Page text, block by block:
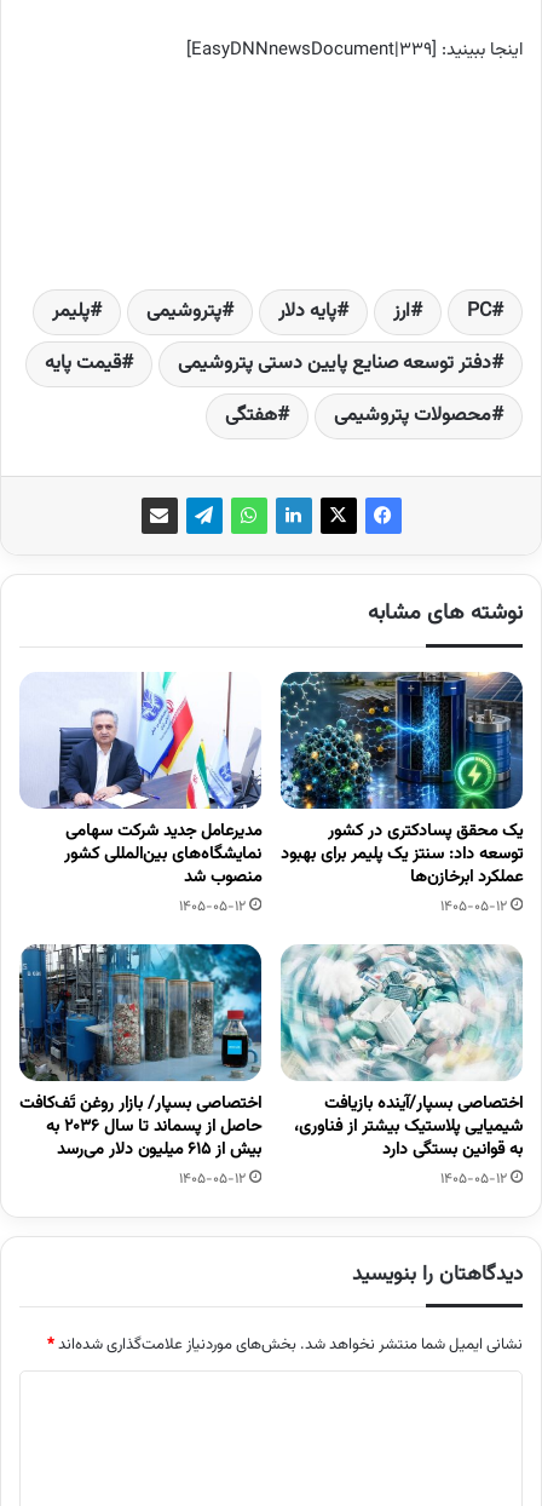
اینجا ببینید: [EasyDNNnewsDocument|339]
PC ارز پایه دلار پتروشیمی
پلیمر
دفتر توسعه صنایع پایین دستی پتروشیمی
قیمت پایه
محصولات پتروشیمی
هفتگی
نوشته های مشابه
یک محقق پسادکتری در کشور
توسعه داد: سنتز یک پلیمر برای بهبود
عملکرد ابرخازن‌ها
1405-05-12
مدیرعامل جدید شرکت سهامی
نمایشگاه‌های بین‌المللی کشور
منصوب شد
1405-05-12
اختصاصی بسپار/آینده بازیافت
شیمیایی پلاستیک بیشتر از فناوری،
به قوانین بستگی دارد
1405-05-12
اختصاصی بسپار/ بازار روغن تَف‌کافت
حاصل از پسماند تا سال ۲۰۳۶ به
بیش از ۶۱۵ میلیون دلار می‌رسد
1405-05-12
دیدگاهتان را بنویسید
نشانی ایمیل شما منتشر نخواهد شد. بخش‌های موردنیاز علامت‌گذاری شده‌اند*